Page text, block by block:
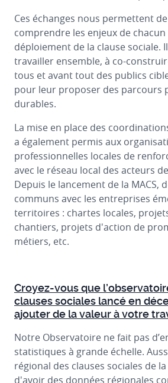
Ces échanges nous permettent
comprendre les enjeux de chacun
déploiement de la clause sociale.
travailler ensemble, à co-
tous et avant tout des publics
pour leur proposer des parcours
durables.
La mise en place des
a également permis aux
professionnelles locales de
avec le réseau local des acteurs
Depuis le lancement de la MACS,
communs avec les entreprises
territoires : chartes locales,
chantiers, projets d'action de
métiers, etc.
Croyez-vous que
clauses sociales lancé en
ajouter de la valeur à votre
Notre Observatoire ne fait pas
statistiques à grande échelle.
régional des clauses sociales de
d'avoir des données régionales